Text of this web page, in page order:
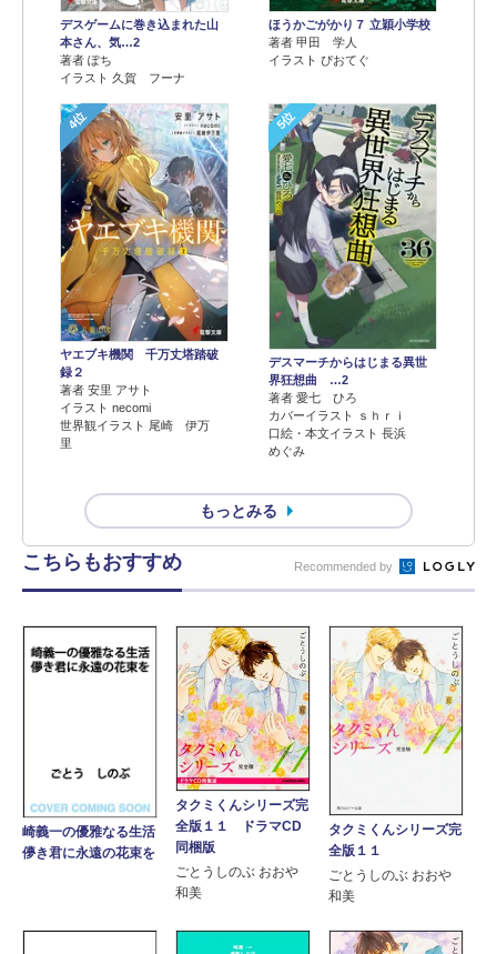
デスゲームに巻き込まれた山
本さん、気…2
著者 ぽち
イラスト 久賀 フーナ
ほうかごがかり７ 立穎小学校
著者 甲田 学人
イラスト ぴおてぐ
4位
ヤエブキ機関 千万丈塔踏破
録２
著者 安里 アサト
イラスト necomi
世界観イラスト 尾崎 伊万
里
5位
デスマーチからはじまる異世
界狂想曲 …2
著者 愛七 ひろ
カバーイラスト ｓｈｒｉ
口絵・本文イラスト 長浜
めぐみ
もっとみる
こちらもおすすめ Recommended by
崎義一の優雅なる生活
儚き君に永遠の花束を
タクミくんシリーズ完
全版１１ ドラマCD
同梱版
ごとうしのぶ おおや
和美
タクミくんシリーズ完
全版１１
ごとうしのぶ おおや
和美